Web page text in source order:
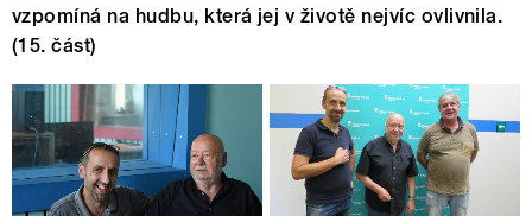
vzpomíná na hudbu, která jej v životě nejvíc ovlivnila.
(15. část)